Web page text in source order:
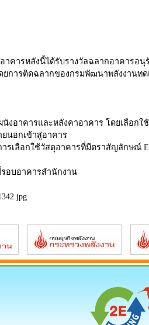
คารหลังนี้ได้รับรางวัลฉลากอาคารอนุ
ยการติดฉลากของกรมพัฒนาพลังงานท
ผนังอาคารและหลังคาอาคาร โดยเลือก
นอกเข้าสู่อาคาร
ารเลือกใช้วัสดุอาคารที่มีตราสัญลักษณ์
รอบอาคารสำนักงาน